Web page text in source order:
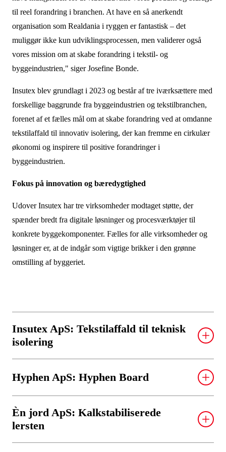
til reel forandring i branchen. At have en så anerkendt
organisation som Realdania i ryggen er fantastisk – det
muliggør ikke kun udviklingsprocessen, men validerer også
vores mission om at skabe forandring i tekstil- og
byggeindustrien," siger Josefine Bonde.
Insutex blev grundlagt i 2023 og består af tre iværksættere med
forskellige baggrunde fra byggeindustrien og tekstilbranchen,
forenet af et fælles mål om at skabe forandring ved at omdanne
tekstilaffald til innovativ isolering, der kan fremme en cirkulær
økonomi og inspirere til positive forandringer i
byggeindustrien.
Fokus på innovation og bæredygtighed
Udover Insutex har tre virksomheder modtaget støtte, der
spænder bredt fra digitale løsninger og procesværktøjer til
konkrete byggekomponenter. Fælles for alle virksomheder og
løsninger er, at de indgår som vigtige brikker i den grønne
omstilling af byggeriet.
Insutex ApS: Tekstilaffald til teknisk
isolering
applikationer fremstillet af genanvendt tekstilaffald.
Støtten går til at teste, certificere, dokumentere,
markedsføre og demonstrere den tekniske isolering af
tekstilaffald, hvor 1-2 referencecases indgår i
Hyphen ApS: Hyphen Board
plademateriale, hvor pladens lim er erstattet med
mycelium, hvilket gør løsningen komposterbar, CO
negativ og uden kemikalier.Støtten går til produktion
Èn jord ApS: Kalkstabiliserede
lersten